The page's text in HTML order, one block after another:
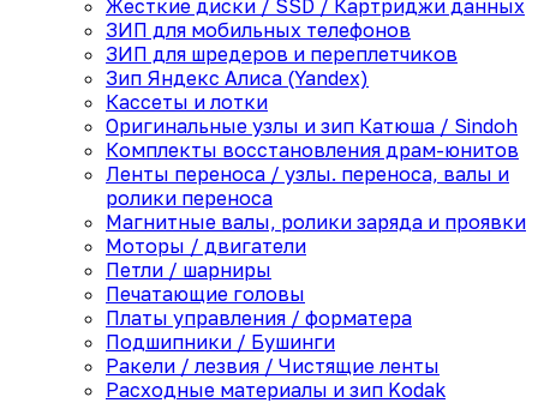
Жесткие диски / SSD / Картриджи данных
ЗИП для мобильных телефонов
ЗИП для шредеров и переплетчиков
Зип Яндекс Алиса (Yandex)
Кассеты и лотки
Оригинальные узлы и зип Катюша / Sindoh
Комплекты восстановления драм-юнитов
Ленты переноса / узлы. переноса, валы и
ролики переноса
Магнитные валы, ролики заряда и проявки
Моторы / двигатели
Петли / шарниры
Печатающие головы
Платы управления / форматера
Подшипники / Бушинги
Ракели / лезвия / Чистящие ленты
Расходные материалы и зип Kodak